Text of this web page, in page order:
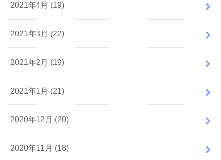
2021年4月 (19)
2021年3月 (22)
2021年2月 (19)
2021年1月 (21)
2020年12月 (20)
2020年11月 (18)